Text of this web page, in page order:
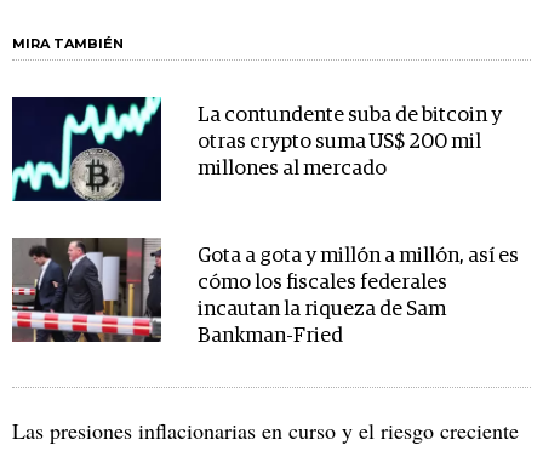
MIRA TAMBIÉN
La contundente suba de bitcoin y
otras crypto suma US$ 200 mil
millones al mercado
Gota a gota y millón a millón, así es
cómo los fiscales federales
incautan la riqueza de Sam
Bankman-Fried
Las presiones inflacionarias en curso y el riesgo creciente